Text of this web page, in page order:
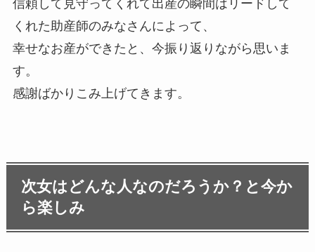
信頼して見守ってくれて出産の瞬間はリードして
くれた助産師のみなさんによって、
幸せなお産ができたと、今振り返りながら思いま
す。
感謝ばかりこみ上げてきます。
次女はどんな人なのだろうか？と今か
ら楽しみ